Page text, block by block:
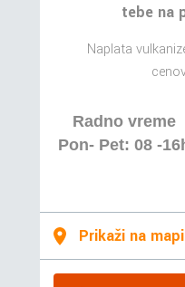
tebe na
Naplata
Radno vreme
Pon- Pet: 08 -
Prikaži na mapi